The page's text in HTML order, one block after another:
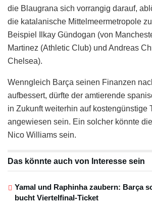
die Blaugrana sich vorrangig darauf,
die katalanische Mittelmeermetropole
Beispiel Ilkay Gündogan (von
Martinez (Athletic Club) und Andreas
Chelsea).
Wenngleich Barça seinen Finanzen
aufbessert, dürfte der amtierende
in Zukunft weiterhin auf kostengünstige
angewiesen sein. Ein solcher könnte
Nico Williams sein.
Das könnte auch von Interesse sein
Yamal und Raphinha zaubern: Barça
bucht Viertelfinal-Ticket